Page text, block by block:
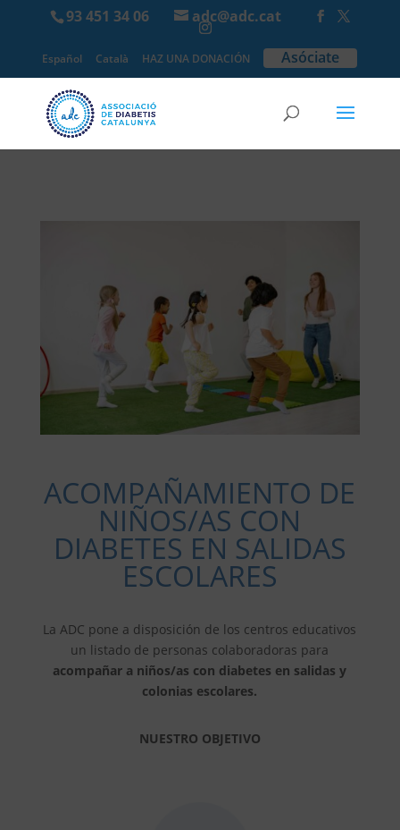
93 451 34 06 adc@adc.cat
Español Català HAZ UNA DONACIÓN Asóciate
ACOMPAÑAMIENTO DE
NIÑOS/AS CON
DIABETES EN SALIDAS
ESCOLARES
La ADC pone a disposición de los centros educativos
un listado de personas colaboradoras para
acompañar a niños/as con diabetes en salidas y
colonias escolares.
NUESTRO OBJETIVO